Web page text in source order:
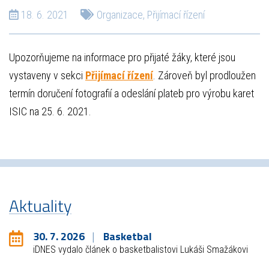
18. 6. 2021 Organizace, Přijímací řízení
Upozorňujeme na informace pro přijaté žáky, které jsou
vystaveny v sekci Přijímací řízení. Zároveň byl prodloužen
termín doručení fotografií a odeslání plateb pro výrobu karet
ISIC na 25. 6. 2021.
Aktuality
30. 7. 2026 Basketbal
iDNES vydalo článek o basketbalistovi Lukáši Smažákovi